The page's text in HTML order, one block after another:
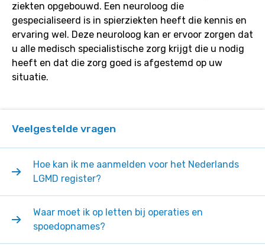
ziekten opgebouwd. Een neuroloog die
gespecialiseerd is in spierziekten heeft die kennis en
ervaring wel. Deze neuroloog kan er ervoor zorgen dat
u alle medisch specialistische zorg krijgt die u nodig
heeft en dat die zorg goed is afgestemd op uw
situatie.
Veelgestelde vragen
Hoe kan ik me aanmelden voor het Nederlands
LGMD register?
Waar moet ik op letten bij operaties en
spoedopnames?